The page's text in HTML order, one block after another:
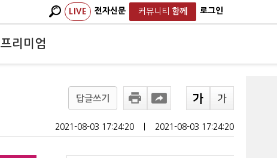
LIVE 전자신문 커뮤니티 함께 로그인
프리미엄
답글쓰기
2021-08-03 17:24:20 2021-08-03 17:24:20